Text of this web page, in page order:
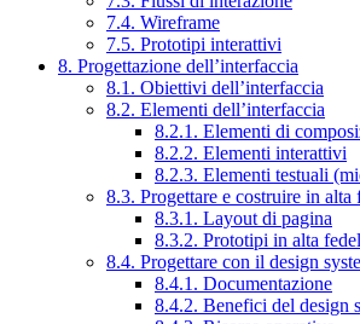
7.4. Wireframe
7.5. Prototipi interattivi
8. Progettazione dell’interfaccia
8.1. Obiettivi dell’interfaccia
8.2. Elementi dell’interfaccia
8.2.1. Elementi di
8.2.2. Elementi interattivi
8.2.3. Elementi testuali
8.3. Progettare e costruire in alta
8.3.1. Layout di pagina
8.3.2. Prototipi in alta
8.4. Progettare con il design
8.4.1. Documentazione
8.4.2. Benefici del design